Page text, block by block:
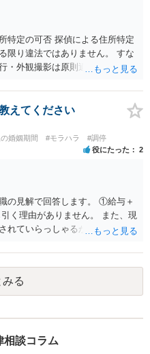
ければ 婚姻費用だけでも２００
護士に相談に行って対応につい
特定の可否 探偵による住所特定
限り違法ではありません。 すな
・外観撮影は原則適法であり、
す。したがって、夫が相手女性
から尾行・撮影して住所を割り
ありません。 ２ 相手女性が既
の可能性 相手女性が既婚である
双方に対して不貞行為に基づく
額に影響します。 ・相手女性が
既婚と知らなかったことに合理
婚であることを容易に確認でき
場合は、夫の過失が認められ、
し得ます。
えてください
婚姻期間 #モラハラ #調停
役にたった 2
の見解で回答します。 ①給与＋
く理由がありません。 また、現
れていらっしゃるかと思いま
れる経費を控除しています。 年
りませんので、 詳しい計算式は
分の表よりも多い金額が妥当と
当額の半分10万円しか出さない
ない主張に沿ったものになると
みる
相談コラム